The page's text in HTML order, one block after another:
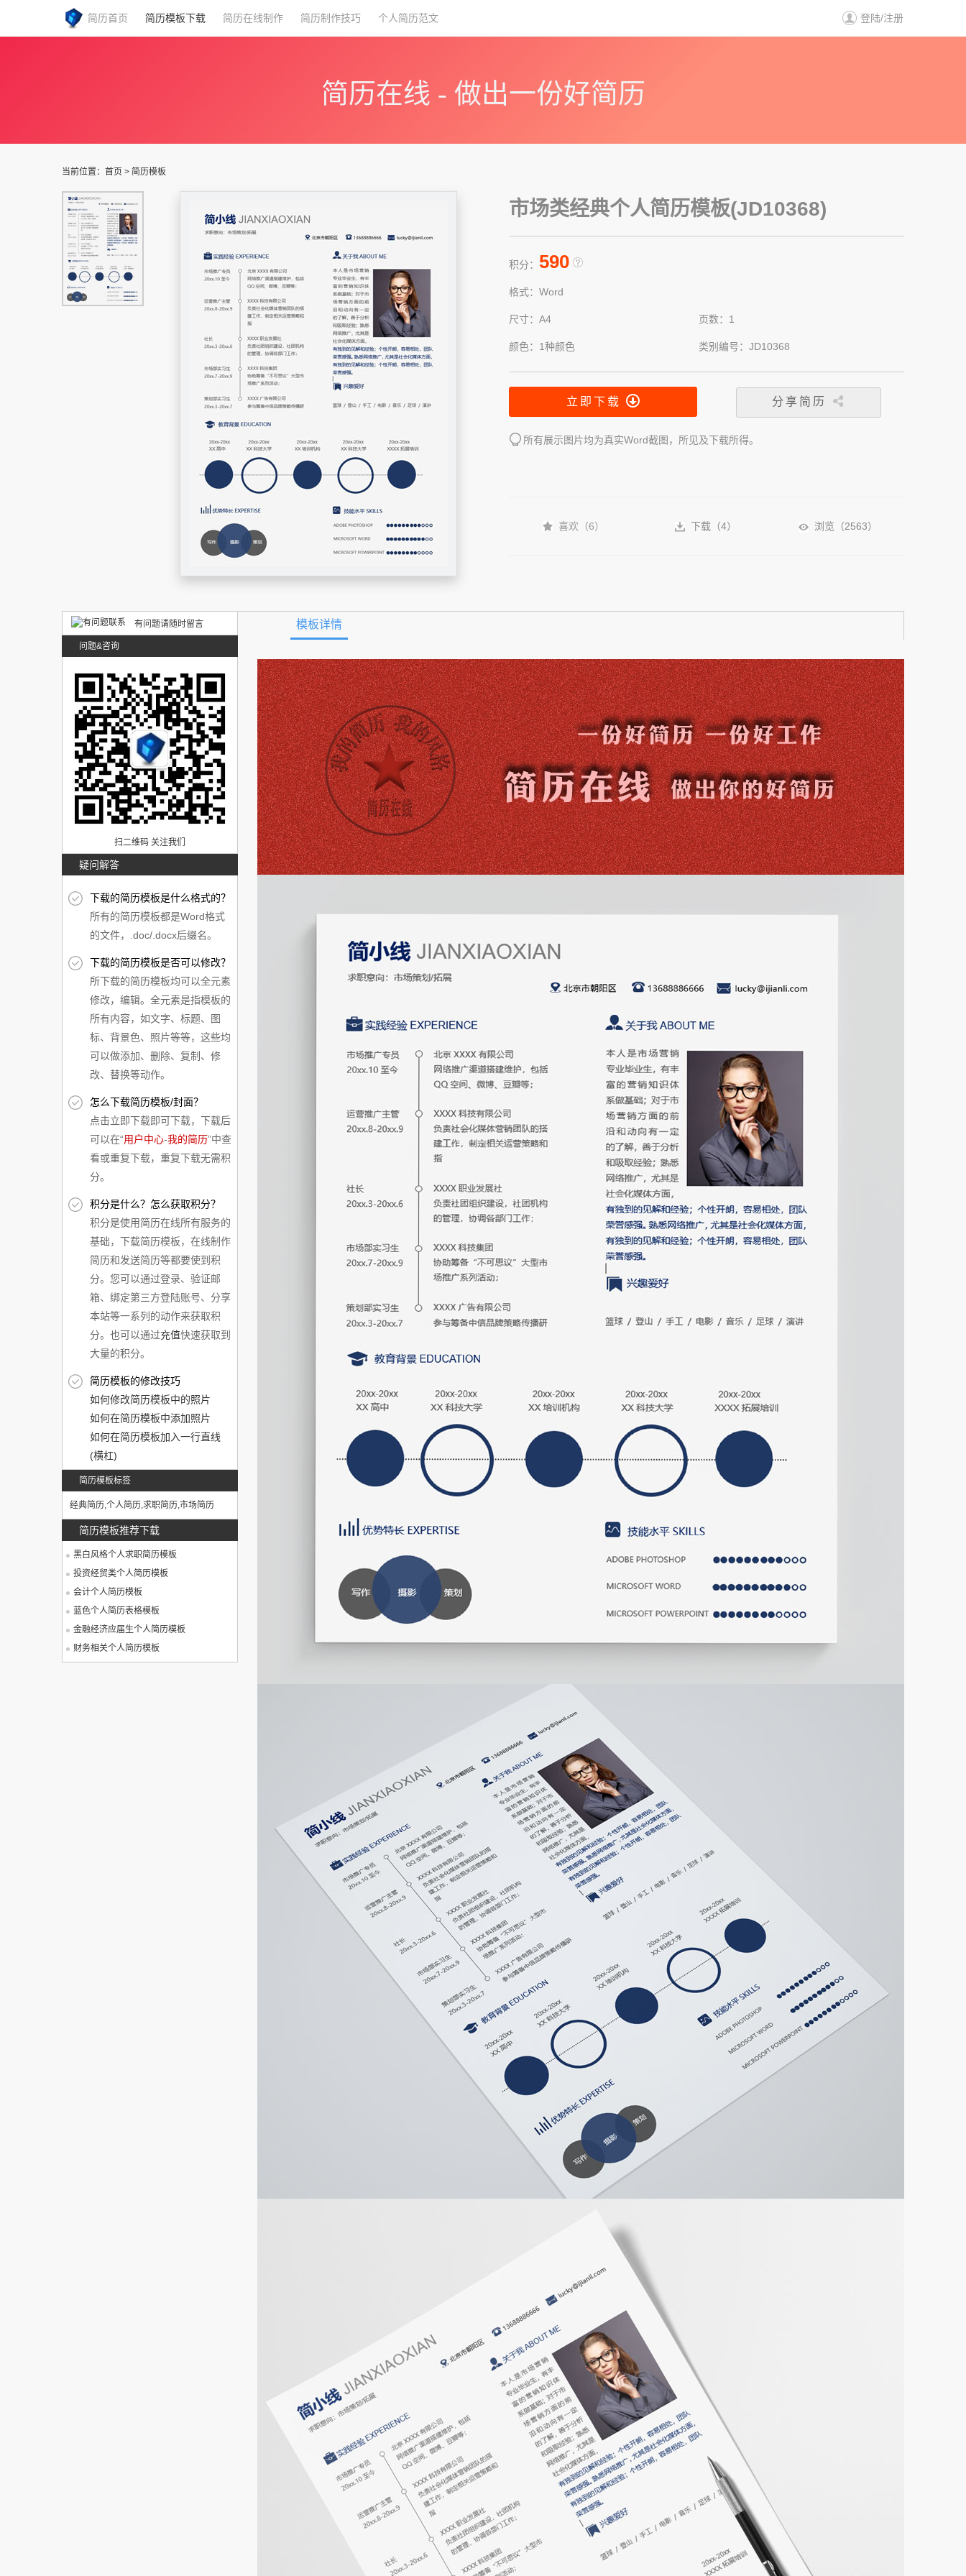
简历首页 简历模板下载 简历在线制作 简历制作技巧 个人简历范文 登陆/注册
简历在线 - 做出一份好简历
当前位置： 首页 > 简历模板
市场类经典个人简历模板(JD10368)
积分： 590
格式：Word
尺寸：A4 页数：1
颜色：1种颜色 类别编号：JD10368
立即下载 分享简历
所有展示图片均为真实Word截图，所见及下载所得。
喜欢（6） 下载（4） 浏览（2563）
有问题请随时留言
问题&咨询
扫二维码 关注我们
疑问解答
下载的简历模板是什么格式的？
所有的简历模板都是Word格式
的文件，.doc/.docx后缀名。
下载的简历模板是否可以修改？
所下载的简历模板均可以全元素
修改，编辑。全元素是指模板的
所有内容，如文字、标题、图
标、背景色、照片等等，这些均
可以做添加、删除、复制、修
改、替换等动作。
怎么下载简历模板/封面？
点击立即下载即可下载，下载后
可以在“用户中心-我的简历”中查
看或重复下载，重复下载无需积
分。
积分是什么？怎么获取积分？
积分是使用简历在线所有服务的
基础，下载简历模板，在线制作
简历和发送简历等都要使到积
分。您可以通过登录、验证邮
箱、绑定第三方登陆账号、分享
本站等一系列的动作来获取积
分。也可以通过充值快速获取到
大量的积分。
简历模板的修改技巧
如何修改简历模板中的照片
如何在简历模板中添加照片
如何在简历模板加入一行直线
(横杠)
简历模板标签
经典简历,个人简历,求职简历,市场简历
简历模板推荐下载
黑白风格个人求职简历模板
投资经贸类个人简历模板
会计个人简历模板
蓝色个人简历表格模板
金融经济应届生个人简历模板
财务相关个人简历模板
模板详情